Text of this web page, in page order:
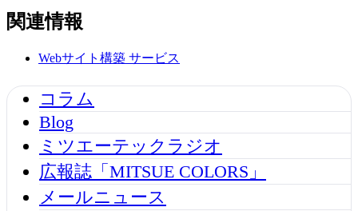
関連情報
Webサイト構築 サービス
コラム
Blog
ミツエーテックラジオ
広報誌「MITSUE COLORS」
メールニュース